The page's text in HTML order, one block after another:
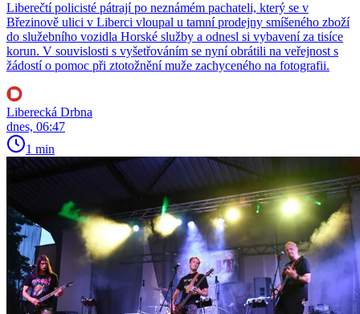
Liberečtí policisté pátrají po neznámém pachateli, který se v
Březinově ulici v Liberci vloupal u tamní prodejny smíšeného zboží
do služebního vozidla Horské služby a odnesl si vybavení za tisíce
korun. V souvislosti s vyšetřováním se nyní obrátili na veřejnost s
žádostí o pomoc při ztotožnění muže zachyceného na fotografii.
Liberecká Drbna
dnes, 06:47
1 min